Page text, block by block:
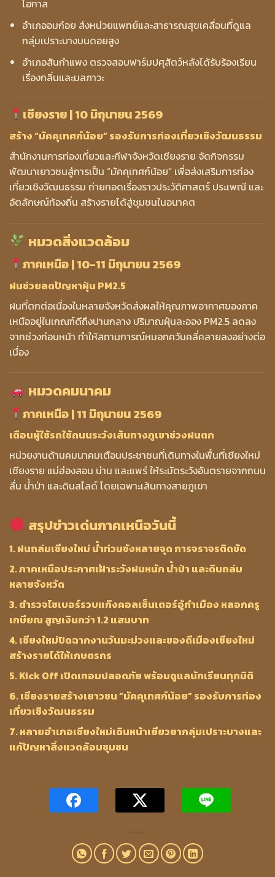
โอกาส
อำเภออมก๋อย ส่งหน่วยแพทย์และสาธารณสุขเคลื่อนที่ดูแล
กลุ่มเปราะบางบนดอยสูง
อำเภอสันกำแพง ตรวจสอบฟาร์มปศุสัตว์หลังได้รับร้องเรียน
เรื่องกลิ่นและมลภาวะ
เชียงราย | 10 มิถุนายน 2569
สร้าง “มัคคุเทศก์น้อย” รองรับการท่องเที่ยวเชิงวัฒนธรรม
สำนักงานการท่องเที่ยวและกีฬาจังหวัดเชียงราย จัดกิจกรรม
พัฒนาเยาวชนสู่การเป็น “มัคคุเทศก์น้อย” เพื่อส่งเสริมการท่อง
เที่ยวเชิงวัฒนธรรม ถ่ายทอดเรื่องราวประวัติศาสตร์ ประเพณี และ
อัตลักษณ์ท้องถิ่น สร้างรายได้สู่ชุมชนในอนาคต
หมวดสิ่งแวดล้อม
ภาคเหนือ | 10-11 มิถุนายน 2569
ฝนช่วยลดปัญหาฝุ่น PM2.5
ฝนที่ตกต่อเนื่องในหลายจังหวัดส่งผลให้คุณภาพอากาศของภาค
เหนืออยู่ในเกณฑ์ดีถึงปานกลาง ปริมาณฝุ่นละออง PM2.5 ลดลง
จากช่วงก่อนหน้า ทำให้สถานการณ์หมอกควันคลี่คลายลงอย่างต่อ
เนื่อง
หมวดคมนาคม
ภาคเหนือ | 11 มิถุนายน 2569
เตือนผู้ใช้รถใช้ถนนระวังเส้นทางภูเขาช่วงฝนตก
หน่วยงานด้านคมนาคมเตือนประชาชนที่เดินทางในพื้นที่เชียงใหม่
เชียงราย แม่ฮ่องสอน น่าน และแพร่ ให้ระมัดระวังอันตรายจากถนน
ลื่น น้ำป่า และดินสไลด์ โดยเฉพาะเส้นทางสายภูเขา
สรุปข่าวเด่นภาคเหนือวันนี้
1. ฝนถล่มเชียงใหม่ น้ำท่วมขังหลายจุด การจราจรติดขัด
2. ภาคเหนือประกาศเฝ้าระวังฝนหนัก น้ำป่า และดินถล่ม
หลายจังหวัด
3. ตำรวจไซเบอร์รวบแก๊งคอลเซ็นเตอร์อู้กำเมือง หลอกครู
เกษียณ สูญเงินกว่า 1.2 แสนบาท
4. เชียงใหม่ปิดฉากงานวันมะม่วงและของดีเมืองเชียงใหม่
สร้างรายได้ให้เกษตรกร
5. Kick Off เปิดเทอมปลอดภัย พร้อมดูแลนักเรียนทุกมิติ
6. เชียงรายสร้างเยาวชน “มัคคุเทศก์น้อย” รองรับการท่อง
เที่ยวเชิงวัฒนธรรม
7. หลายอำเภอเชียงใหม่เดินหน้าเยียวยากลุ่มเปราะบางและ
แก้ปัญหาสิ่งแวดล้อมชุมชน